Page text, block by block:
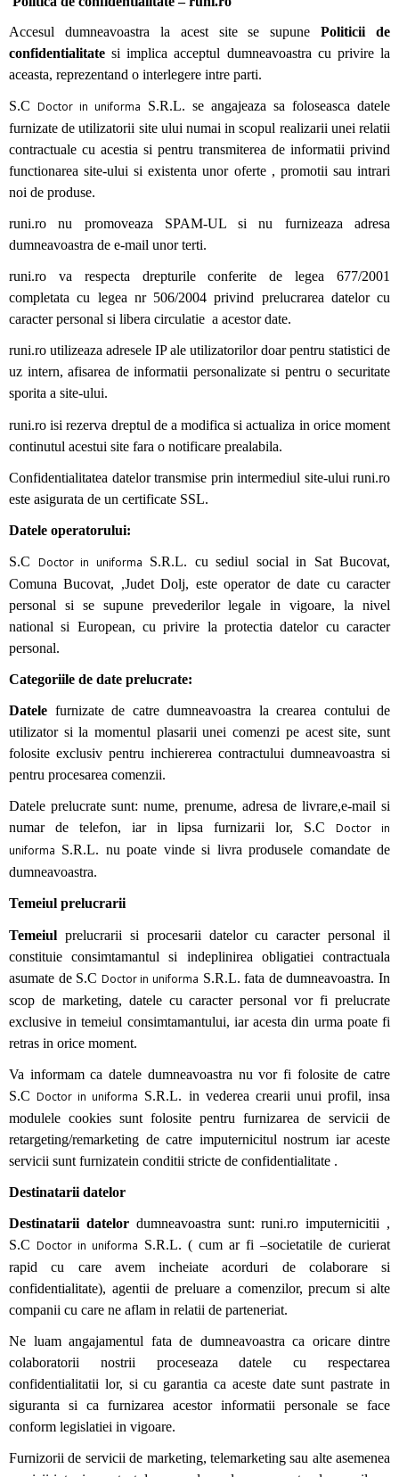
Accesul dumneavoastra la acest site se supunePoliticii de
confidentialitate si implica acceptul dumneavoastra cu privire la
aceasta, reprezentand o interlegere intre parti.
S.C Doctor in uniforma S.R.L. se angajeaza sa foloseasca datele
furnizate de utilizatorii site ului numai in scopul realizarii unei relatii
contractuale cu acestia si pentru transmiterea de informatii privind
functionarea site-ului si existenta unor oferte , promotii sau intrari
noi de produse.
runi.ro nu promoveaza SPAM-UL si nu furnizeaza adresa
dumneavoastra de e-mail unor terti.
runi.ro va respecta drepturile conferite de legea 677/2001
completata cu legea nr 506/2004 privind prelucrarea datelor cu
caracter personal si libera circulatie a acestor date.
runi.ro utilizeaza adresele IP ale utilizatorilor doar pentru statistici de
uz intern, afisarea de informatii personalizate si pentru o securitate
sporita a site-ului.
runi.ro isi rezerva dreptul de a modifica si actualiza in orice moment
continutul acestui site fara o notificare prealabila.
Confidentialitatea datelor transmise prin intermediul site-ului runi.ro
este asigurata de un certificate SSL.
Datele operatorului:
S.C Doctor in uniforma S.R.L. cu sediul social in Sat Bucovat,
Comuna Bucovat, ,Judet Dolj, este operator de date cu caracter
personal si se supune prevederilor legale in vigoare, la nivel
national si European, cu privire la protectia datelor cu caracter
personal.
Categoriile de date prelucrate:
Datele furnizate de catre dumneavoastra la crearea contului de
utilizator si la momentul plasarii unei comenzi pe acest site, sunt
folosite exclusiv pentru inchiererea contractului dumneavoastra si
pentru procesarea comenzii.
Datele prelucrate sunt: nume, prenume, adresa de livrare,e-mail si
numar de telefon, iar in lipsa furnizarii lor, S.CDoctor in
uniforma S.R.L. nu poate vinde si livra produsele comandate de
dumneavoastra.
Temeiul prelucrarii
Temeiul prelucrarii si procesarii datelor cu caracter personal il
constituie consimtamantul si indeplinirea obligatiei contractuala
asumate de S.C Doctor in uniforma S.R.L. fata de dumneavoastra. In
scop de marketing, datele cu caracter personal vor fi prelucrate
exclusive in temeiul consimtamantului, iar acesta din urma poate fi
retras in orice moment.
Va informam ca datele dumneavoastra nu vor fi folosite de catre
S.CDoctor in uniforma S.R.L. in vederea crearii unui profil, insa
modulele cookies sunt folosite pentru furnizarea de servicii de
retargeting/remarketing de catre imputernicitul nostrum iar aceste
servicii sunt furnizatein conditii stricte de confidentialitate .
Destinatarii datelor
Destinatarii datelor dumneavoastra sunt: runi.ro imputernicitii ,
S.C Doctor in uniforma S.R.L. ( cum ar fi –societatile de curierat
rapid cu care avem incheiate acorduri de colaborare si
confidentialitate), agentii de preluare a comenzilor, precum si alte
companii cu care ne aflam in relatii de parteneriat.
Ne luam angajamentul fata de dumneavoastra ca oricare dintre
colaboratorii nostrii proceseaza datele cu respectarea
confidentialitatii lor, si cu garantia ca aceste date sunt pastrate in
siguranta si ca furnizarea acestor informatii personale se face
conform legislatiei in vigoare.
Furnizorii de servicii de marketing, telemarketing sau alte asemenea